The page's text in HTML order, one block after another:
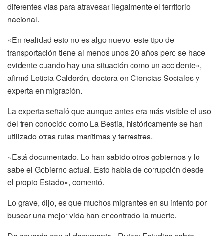
diferentes vías para atravesar ilegalmente el territorio
nacional.
«En realidad esto no es algo nuevo, este tipo de
transportación tiene al menos unos 20 años pero se hace
evidente cuando hay una situación como un accidente»,
afirmó Leticia Calderón, doctora en Ciencias Sociales y
experta en migración.
La experta señaló que aunque antes era más visible el uso
del tren conocido como La Bestia, históricamente se han
utilizado otras rutas marítimas y terrestres.
«Está documentado. Lo han sabido otros gobiernos y lo
sabe el Gobierno actual. Esto habla de corrupción desde
el propio Estado», comentó.
Lo grave, dijo, es que muchos migrantes en su intento por
buscar una mejor vida han encontrado la muerte.